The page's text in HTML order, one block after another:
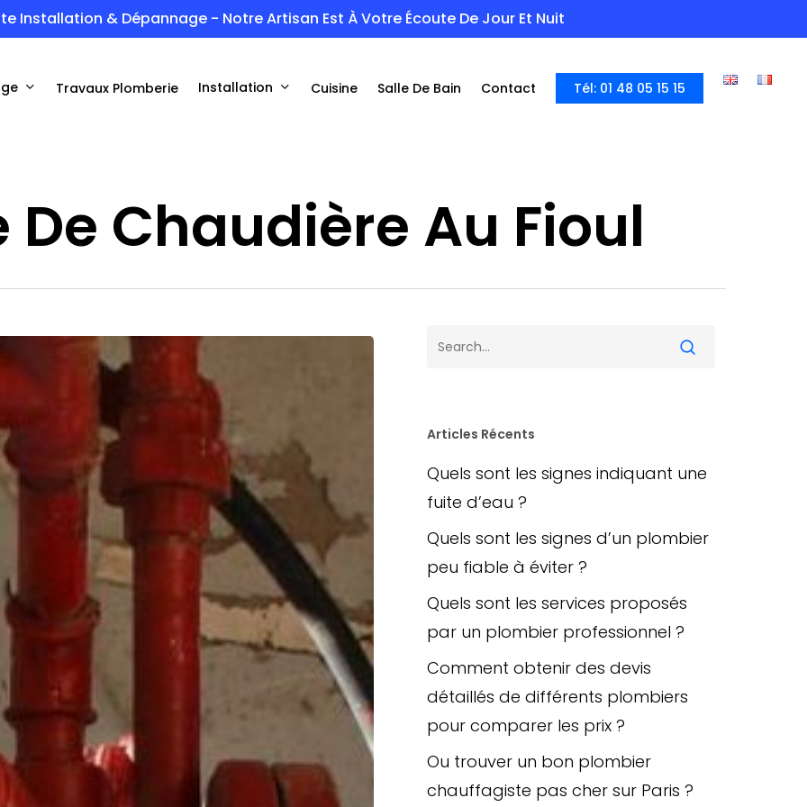
Installation & Dépannage - Notre Artisan Est À Votre Écoute De Jour Et Nuit
Travaux Plomberie Installation Cuisine Salle De Bain Contact Tél: 01 48 05 15 15
Chaudière Au Fioul
Articles Récents
Quels sont les signes indiquant une
fuite d’eau ?
Quels sont les signes d’un plombier
peu fiable à éviter ?
Quels sont les services proposés
par un plombier professionnel ?
Comment obtenir des devis
détaillés de différents plombiers
pour comparer les prix ?
Ou trouver un bon plombier
chauffagiste pas cher sur Paris ?